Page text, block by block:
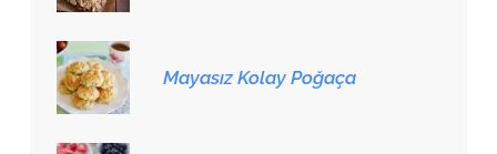
Mayasız Kolay Poğaça